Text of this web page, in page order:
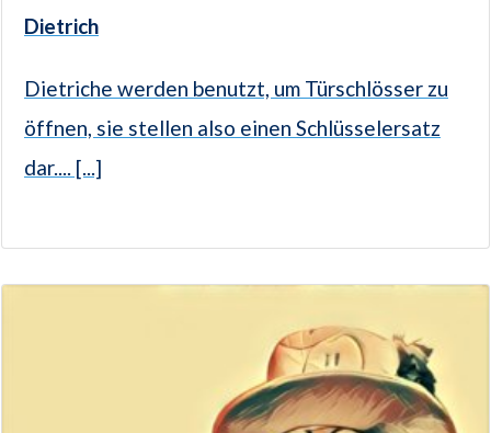
Dietrich
Dietriche werden benutzt, um Türschlösser zu
öffnen, sie stellen also einen Schlüsselersatz
dar.... [...]